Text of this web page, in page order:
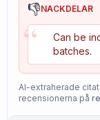
👎NACKDELAR
“
Can be
batches.
AI-extraherade
recensionerna på